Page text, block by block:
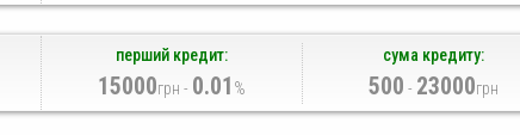
перший кредит:
15000грн - 0.01 %
сума кредиту:
500 - 23000грн